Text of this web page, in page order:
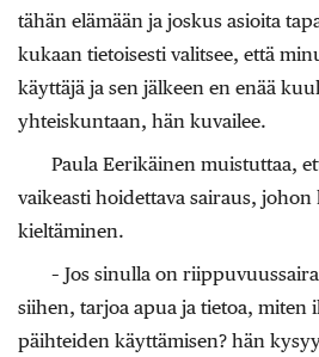
tähän elämään ja joskus asioita
kukaan tietoisesti valitsee, että
käyttäjä ja sen jälkeen en enää
yhteiskuntaan, hän kuvailee.
Paula Eerikäinen muistuttaa,
vaikeasti hoidettava sairaus,
kieltäminen.
– Jos sinulla on
siihen, tarjoa apua ja tietoa, miten
päihteiden käyttämisen? hän